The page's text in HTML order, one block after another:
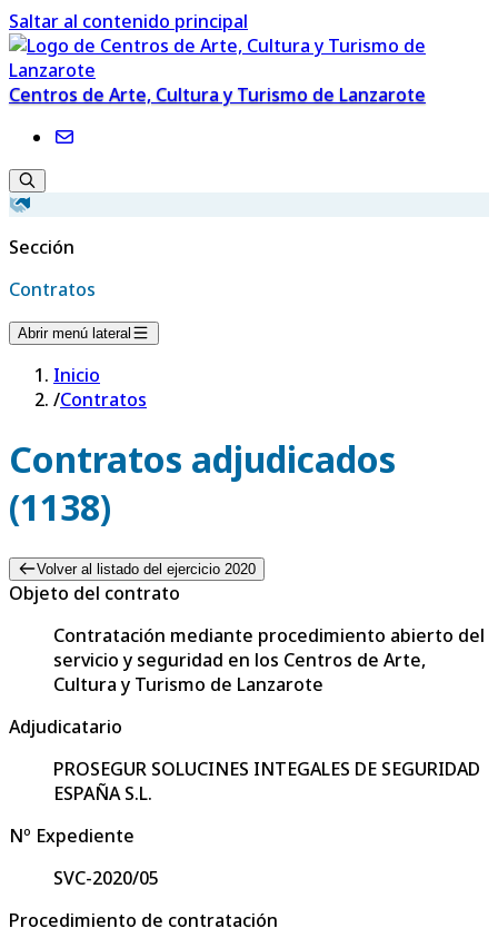
Saltar al contenido principal
Centros de Arte, Cultura y Turismo de Lanzarote
Sección
Contratos
Abrir menú lateral
Inicio
/Contratos
Contratos adjudicados
(1138)
Volver al listado del ejercicio 2020
Objeto del contrato
Contratación mediante procedimiento abierto del
servicio y seguridad en los Centros de Arte,
Cultura y Turismo de Lanzarote
Adjudicatario
PROSEGUR SOLUCINES INTEGALES DE SEGURIDAD
ESPAÑA S.L.
Nº Expediente
SVC-2020/05
Procedimiento de contratación